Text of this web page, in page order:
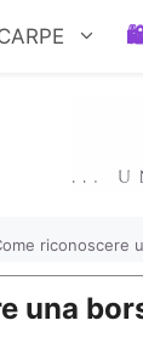
riconoscere
una